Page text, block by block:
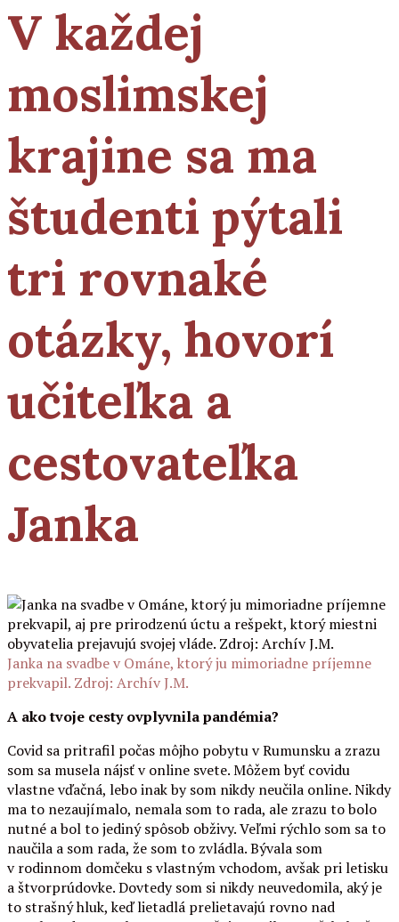
V každej
moslimskej
krajine sa ma
študenti pýtali
tri rovnaké
otázky, hovorí
učiteľka a
cestovateľka
Janka
Janka na svadbe v Ománe, ktorý ju mimoriadne príjemne
prekvapil. Zdroj: Archív J.M.
A ako tvoje cesty ovplyvnila pandémia?
Covid sa pritrafil počas môjho pobytu v Rumunsku a zrazu
som sa musela nájsť v online svete. Môžem byť covidu
vlastne vďačná, lebo inak by som nikdy neučila online. Nikdy
ma to nezaujímalo, nemala som to rada, ale zrazu to bolo
nutné a bol to jediný spôsob obživy. Veľmi rýchlo som sa to
naučila a som rada, že som to zvládla. Bývala som
v rodinnom domčeku s vlastným vchodom, avšak pri letisku
a štvorprúdovke. Dovtedy som si nikdy neuvedomila, aký je
to strašný hluk, keď lietadlá prelietavajú rovno nad